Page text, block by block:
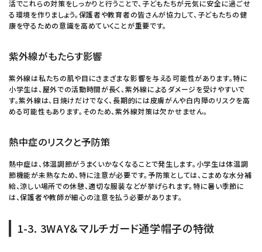
活でこれらの対策をしっかりと行うことで、子どもたちが元気に安全に過ごせ
る環境を作りましょう。保護者や教育者の皆さんが協力して、子どもたちの健
康を守るための意識を高めていくことが重要です。
紫外線がもたらす影響
紫外線は私たちの肌や目にさまざまな影響を与える可能性があります。特に
小学生は、屋外での活動時間が長く、紫外線によるダメージを受けやすいで
す。紫外線は、日焼けだけでなく、長期的には皮膚がんや白内障のリスクを高
める可能性もあります。そのため、紫外線対策は欠かせません。
熱中症のリスクと予防策
熱中症は、体温調節がうまくいかなくなることで発生します。小学生は体温調
節機能が未熟なため、特に注意が必要です。予防策としては、こまめな水分補
給、涼しい場所での休憩、適切な服装などが挙げられます。特に暑い季節に
は、保護者や教師が細心の注意を払う必要があります。
1-3. 3WAY＆マルチガード通学帽子の特徴